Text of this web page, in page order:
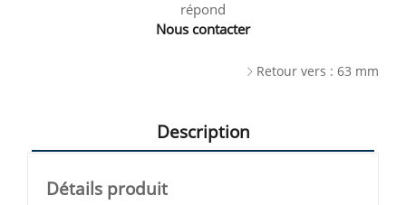
répond
Nous contacter
Retour vers : 63 mm
Description
Détails produit